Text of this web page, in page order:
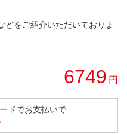
どをご紹介いただいておりま
6749 円
ドでお支払いで